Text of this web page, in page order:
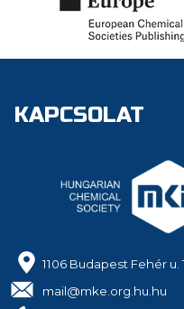
KAPCSOLAT
1106 Budapest Fehér
mail@mke.org.hu.hu